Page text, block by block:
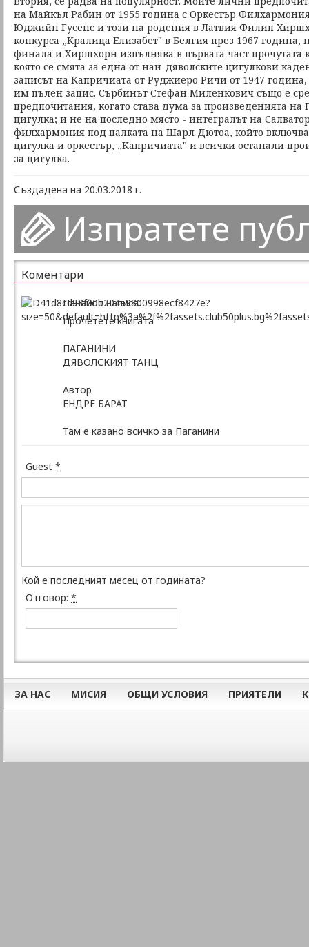
на Майкъл Рабин от 1955 година с Оркестър
Юджийн Гусенс и този на родения в Латвия Филип
конкурса „Кралица Елизабет" в Белгия през 1967 година,
финала и Хиршхорн изпълнява в първата част
която се смята за една от най-дяволските цигулкови
записът на Капричиата от Руджиеро Ричи от 1947 година,
им пълен запис. Сърбинът Стефан Миленкович също е
предпочитания, когато става дума за произведенията на
цигулка; и не на последно място - интегралът на
филхармония под палката на Шарл Дютоа, който включва
цигулка и оркестър, „Капричиата" и всички останали
за цигулка.
Създадена на 20.03.2018 г.
Изпратете
Коментари
Панайот написа:
Прочетете книгата
ПАГАНИНИ
ДЯВОЛСКИЯТ ТАНЦ
Автор
ЕНДРЕ БАРАТ
Там е казано всичко за Паганини
Guest *
Кой е последният месец от годината?
Отговор: *
ЗА НАС МИСИЯ ОБЩИ УСЛОВИЯ ПРИЯТЕЛИ